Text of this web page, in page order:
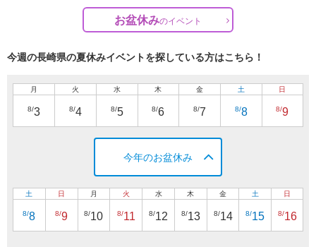
お盆休みのイベント
今週の長崎県の夏休みイベントを探している方はこちら！
月
8/3
火
8/4
水
8/5
木
8/6
金
8/7
土
8/8
日
8/9
今年のお盆休み
土
8/8
日
8/9
月
8/10
火
8/11
水
8/12
木
8/13
金
8/14
土
8/15
日
8/16